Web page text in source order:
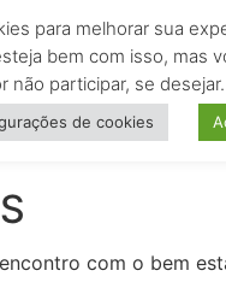
com o bem
para melhorar sua
bem com isso, mas
não participar, se desejar.
de cookies